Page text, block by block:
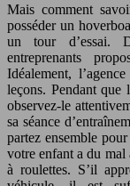
Mais comment
posséder un
un tour d’essai.
entreprenants
Idéalement,
leçons. Pendant que
observez-le
sa séance
partez ensemble
votre enfant a du mal
à roulettes. S’il